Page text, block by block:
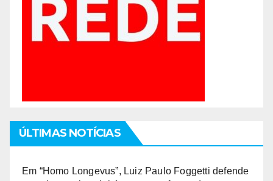
ÚLTIMAS NOTÍCIAS
Em “Homo Longevus”, Luiz Paulo Foggetti defende